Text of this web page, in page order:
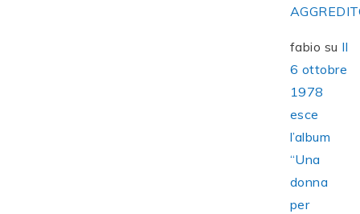
fabio su Il
6 ottobre
1978
esce
l’album
“Una
donna
per